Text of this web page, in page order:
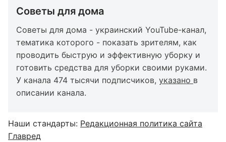
Советы для дома
Советы для дома - украинский YouTube-канал,
тематика которого - показать зрителям, как
проводить быструю и эффективную уборку и
готовить средства для уборки своими руками.
У канала 474 тысячи подписчиков, указано в
описании канала.
Наши стандарты: Редакционная политика сайта
Главред